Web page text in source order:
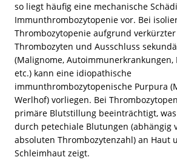
so liegt häufig eine mechanische
Immunthrombozytopenie vor. Bei
Thrombozytopenie aufgrund
Thrombozyten und Ausschluss
(Malignome, Autoimmunerkrankungen,
etc.) kann eine idiopathische
immunthrombozytopenische Purpura
Werlhof) vorliegen. Bei
primäre Blutstillung beeinträchtigt,
durch petechiale Blutungen (abhängig
absoluten Thrombozytenzahl) an Haut
Schleimhaut zeigt.